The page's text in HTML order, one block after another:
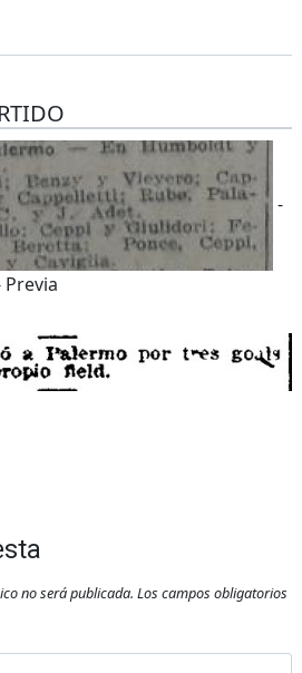
-
no será publicada. Los campos obligatorios